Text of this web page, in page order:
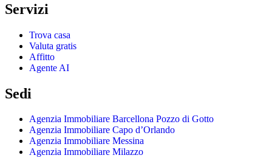
Servizi
Trova casa
Valuta gratis
Affitto
Agente AI
Sedi
Agenzia Immobiliare Barcellona Pozzo di Gotto
Agenzia Immobiliare Capo d’Orlando
Agenzia Immobiliare Messina
Agenzia Immobiliare Milazzo